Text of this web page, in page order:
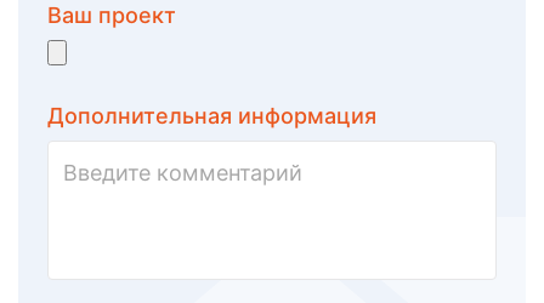
Ваш проект
Дополнительная информация